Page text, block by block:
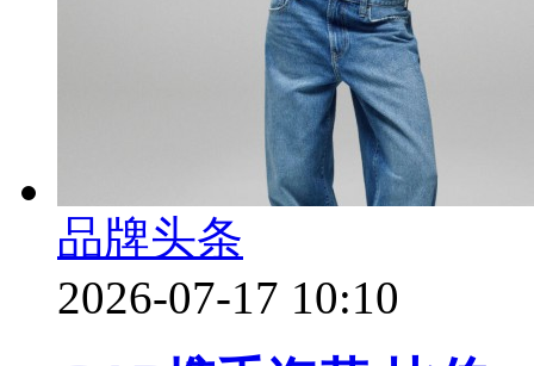
品牌头条
2026-07-17 10:10